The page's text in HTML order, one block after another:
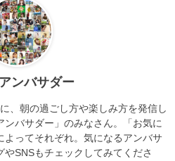
ンバサダー
、朝の過ごし方や楽しみ方を発信し
バサダー」のみなさん。「お気に
よってそれぞれ。気になるアンバサ
SNSもチェックしてみてくださ